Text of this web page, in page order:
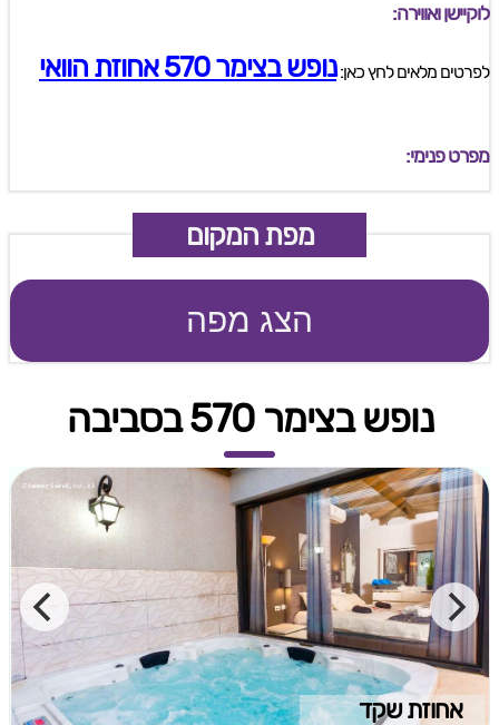
לוקיישן ואווירה:
לפרטים מלאים לחץ כאן:נופש בצימר 570 אחוזת הוואי
מפרט פנימי:
מפת המקום
הצג מפה
נופש בצימר 570 בסביבה
אחוזת שקד